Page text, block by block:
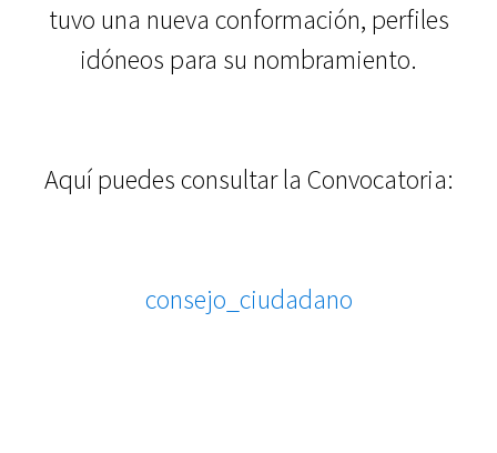
tuvo una nueva conformación, perfiles
idóneos para su nombramiento.
Aquí puedes consultar la Convocatoria:
consejo_ciudadano